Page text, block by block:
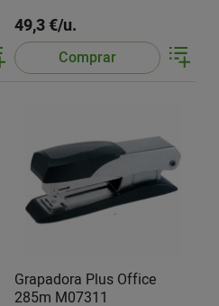
49,3 €/u.
Comprar
Grapadora Plus Office
285m M07311